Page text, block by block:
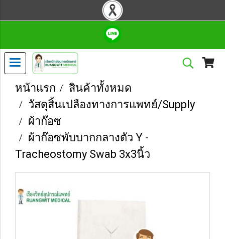
หน้าแรก
สินค้าทั้งหมด
วัสดุสิ้นเปลืองทางการแพทย์/Supply
ผ้าก๊อซ
ผ้าก๊อซพับบากกลางตัว Y -
Tracheostomy Swab 3x3นิ้ว